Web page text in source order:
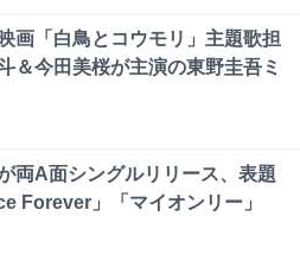
画「白鳥とコウモリ」主題歌担
＆今田美桜が主演の東野圭吾ミ
両A面シングルリリース、表題
Forever」「マイオンリー」